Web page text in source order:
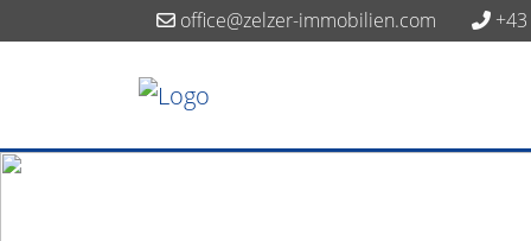
office@zelzer-immobilien.com